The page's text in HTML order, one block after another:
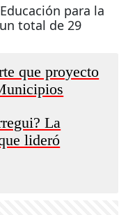
para la
total de 29
que proyecto
La
lideró